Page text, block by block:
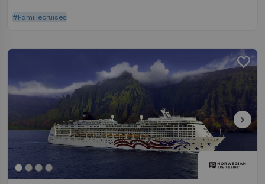
#Familiecruises
favorite
chevron_right